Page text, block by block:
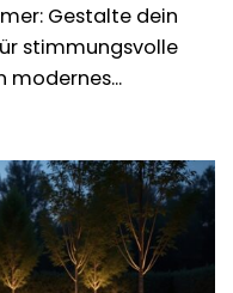
Gestalte dein
stimmungsvolle
modernes...